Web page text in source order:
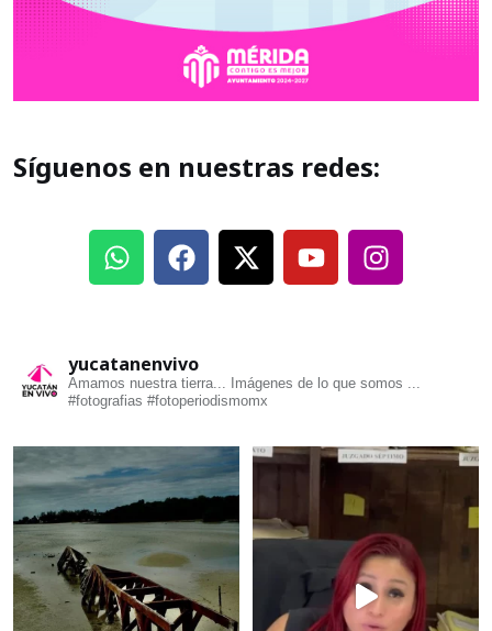
Síguenos en nuestras redes:
yucatanenvivo
Amamos nuestra tierra... Imágenes de lo que somos ...
#fotografias #fotoperiodismomx